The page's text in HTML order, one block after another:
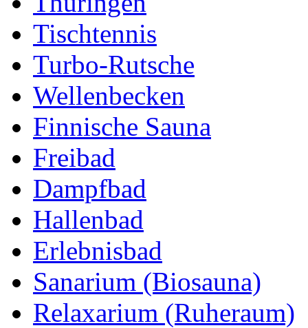
Tischtennis
Turbo-Rutsche
Wellenbecken
Finnische Sauna
Freibad
Dampfbad
Hallenbad
Erlebnisbad
Sanarium (Biosauna)
Relaxarium (Ruheraum)